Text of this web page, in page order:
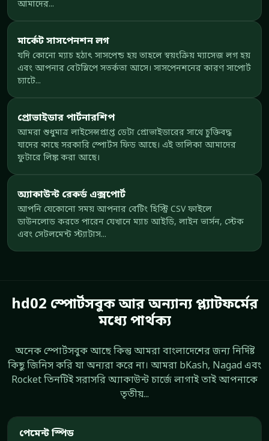
আমাদের...
মার্কেট সাসপেনশন লগ
যদি কোনো ম্যাচ হঠাৎ সাসপেন্ড হয় তাহলে স্বয়ংক্রিয় ম্যাসেজ লগ হয়
এবং আপনার বেটস্লিপে সতর্কতা আসে। সাসপেনশনের কারণ সাপোর্ট
চ্যাটে...
প্রোভাইডার পার্টনারশিপ
আমরা শুধুমাত্র লাইসেন্সপ্রাপ্ত ডেটা প্রোভাইডারের সাথে চুক্তিবদ্ধ
যাদের কাছে সরকারি স্পোর্টস ফিড আছে। এই তালিকা আমাদের
ফুটারে লিঙ্ক করা আছে।
অ্যাকাউন্ট রেকর্ড এক্সপোর্ট
আপনি যেকোনো সময় আপনার বেটিং হিস্ট্রি CSV ফাইলে
ডাউনলোড করতে পারেন যেখানে ম্যাচ আইডি, লাইন ভার্সন, স্টেক
এবং সেটলমেন্ট স্ট্যাটাস...
hd02 স্পোর্টসবুক আর অন্যান্য প্ল্যাটফর্মের
মধ্যে পার্থক্য
অনেক স্পোর্টসবুক আছে কিন্তু আমরা বাংলাদেশের জন্য নির্দিষ্ট
কিছু জিনিস করি যা অন্যরা করে না। আমরা bKash, Nagad এবং
Rocket তিনটিই সরাসরি অ্যাকাউন্ট চার্জে লাগাই তাই আপনাকে
তৃতীয়...
পেমেন্ট স্পিড